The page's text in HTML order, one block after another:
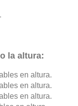
la altura:
en altura.
en altura.
en altura.